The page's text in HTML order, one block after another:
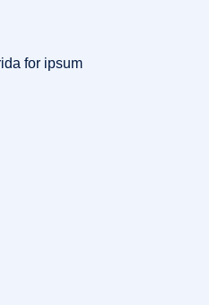
for ipsum